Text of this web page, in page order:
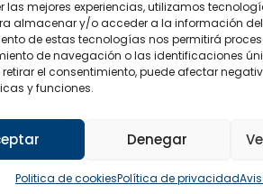
las mejores experiencias, utilizamos
almacenar y/o acceder a la información del
de estas tecnologías nos permitirá
de navegación o las identificaciones
el consentimiento, puede afectar
y funciones.
Denegar
Politica de cookiesPolítica de privacidad
X
-
t
w
i
t
t
r
I
n
s
t
a
g
r
m